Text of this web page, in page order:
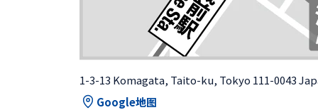
1-3-13 Komagata, Taito-ku, Tokyo 111-0043
Google地图